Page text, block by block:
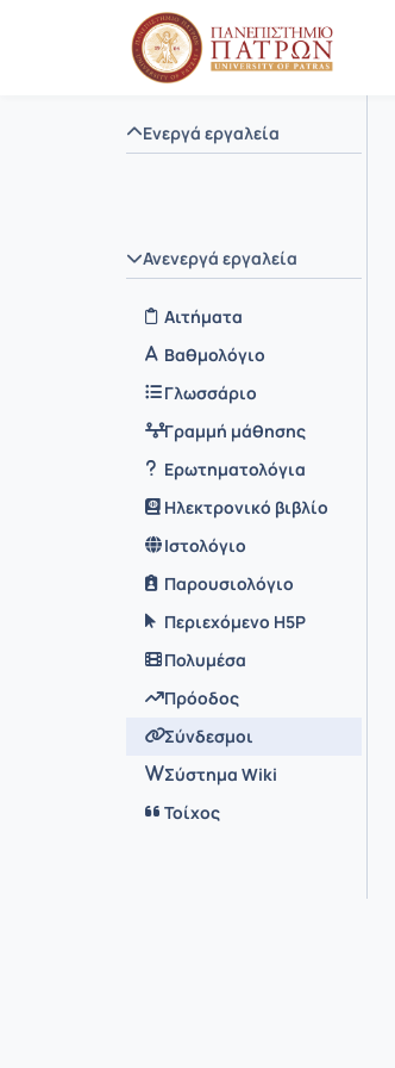
Ενεργά εργαλεία
Ανενεργά εργαλεία
Αιτήματα
Βαθμολόγιο
Γλωσσάριο
Γραμμή μάθησης
Ερωτηματολόγια
Ηλεκτρονικό βιβλίο
Ιστολόγιο
Παρουσιολόγιο
Περιεχόμενο H5P
Πολυμέσα
Πρόοδος
Σύνδεσμοι
Σύστημα Wiki
Τοίχος